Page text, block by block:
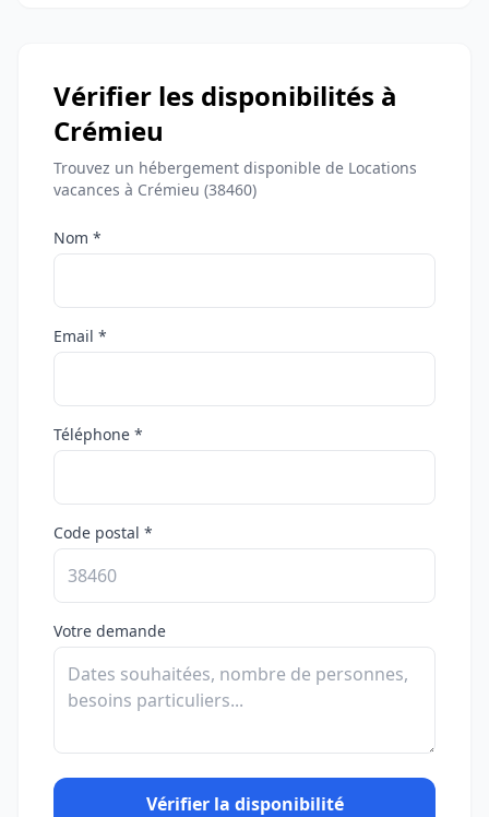
Vérifier les disponibilités à
Crémieu
Trouvez un hébergement disponible de Locations
vacances à Crémieu (38460)
Nom *
Email *
Téléphone *
Code postal *
Votre demande
Vérifier la disponibilité